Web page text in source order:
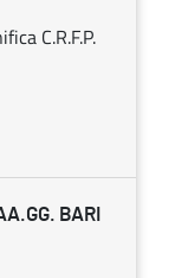
C.R.F.P.
BARI